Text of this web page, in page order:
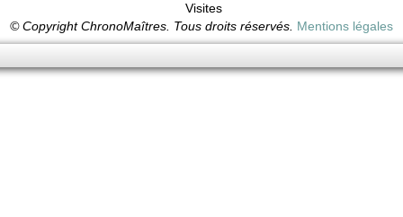
Visites
© Copyright ChronoMaîtres. Tous droits réservés. Mentions légales